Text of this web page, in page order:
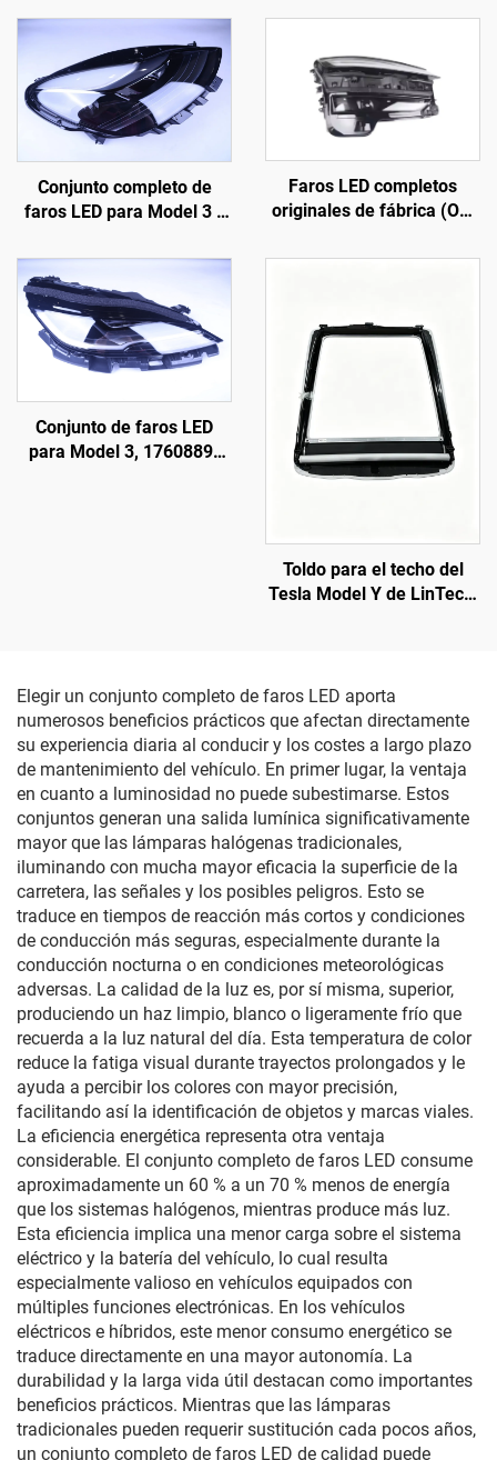
Conjunto completo de
faros LED para Model 3 y
fábrica (OE: 1514952-00-
D, 1514952-00-E,
1514952-10-E),
iluminación automotriz,
reemplazo de faros
Faros LED completos
originales de fábrica (OE:
de ABS de alta resistencia
rayos UV, alcance del haz
largo de 850 m y vida útil
de 50 000 h, para
reemplazo de faros en
Model 3/Y y exportación
transfronteriza
Conjunto de faros LED
para Model 3, 1760889-
Toldo para el techo del
Tesla Model Y de LinTech,
Elegir un conjunto completo de faros LED aporta
numerosos beneficios prácticos que afectan directamente
su experiencia diaria al conducir y los costes a largo plazo
de mantenimiento del vehículo. En primer lugar, la ventaja
en cuanto a luminosidad no puede subestimarse. Estos
conjuntos generan una salida lumínica significativamente
mayor que las lámparas halógenas tradicionales,
iluminando con mucha mayor eficacia la superficie de la
carretera, las señales y los posibles peligros. Esto se
traduce en tiempos de reacción más cortos y condiciones
de conducción más seguras, especialmente durante la
conducción nocturna o en condiciones meteorológicas
adversas. La calidad de la luz es, por sí misma, superior,
produciendo un haz limpio, blanco o ligeramente frío que
recuerda a la luz natural del día. Esta temperatura de color
reduce la fatiga visual durante trayectos prolongados y le
ayuda a percibir los colores con mayor precisión,
facilitando así la identificación de objetos y marcas viales.
La eficiencia energética representa otra ventaja
considerable. El conjunto completo de faros LED consume
aproximadamente un 60 % a un 70 % menos de energía
que los sistemas halógenos, mientras produce más luz.
Esta eficiencia implica una menor carga sobre el sistema
eléctrico y la batería del vehículo, lo cual resulta
especialmente valioso en vehículos equipados con
múltiples funciones electrónicas. En los vehículos
eléctricos e híbridos, este menor consumo energético se
traduce directamente en una mayor autonomía. La
durabilidad y la larga vida útil destacan como importantes
beneficios prácticos. Mientras que las lámparas
tradicionales pueden requerir sustitución cada pocos años,
un conjunto completo de faros LED de calidad puede